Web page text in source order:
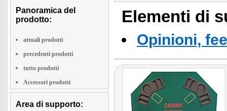
Panoramica del
prodotto:
attuali prodotti
precedenti prodotti
tutto prodotti
Accessori prodotti
Area di supporto:
Elementi di
Opinioni,